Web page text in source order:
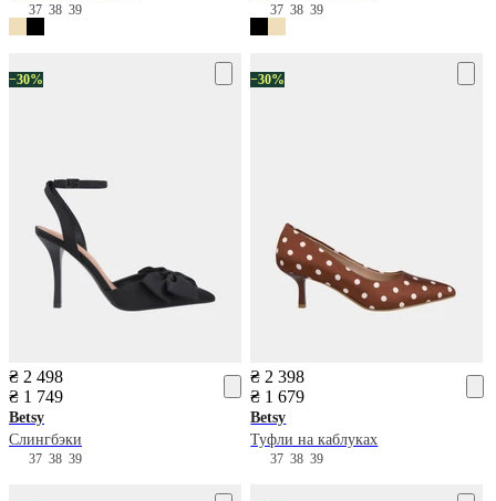
37 38 39 373839
−30%
₴ 2 498
₴ 1 749
Betsy
Слингбэки
37 38 39
−30%
₴ 2 398
₴ 1 679
Betsy
Туфли на каблуках
373839